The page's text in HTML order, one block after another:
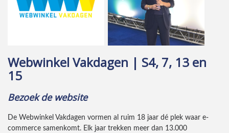
Webwinkel Vakdagen | S4, 7, 13 en
15
Bezoek de website
De Webwinkel Vakdagen vormen al ruim 18 jaar dé plek waar e-
commerce samenkomt. Elk jaar trekken meer dan 13.000